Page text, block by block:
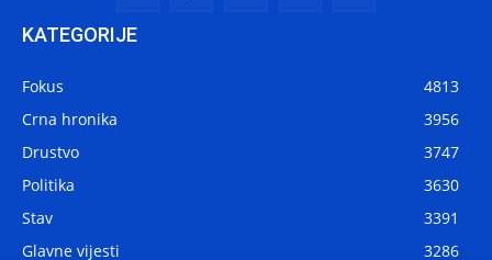
KATEGORIJE
Fokus
4813
Crna hronika
3956
Drustvo
3747
Politika
3630
Stav
3391
Glavne vijesti
3286